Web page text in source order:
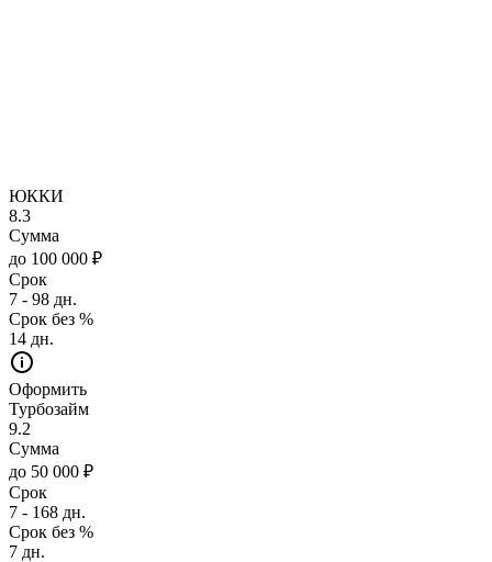
ЮККИ
8.3
Сумма
до 100 000 ₽
Срок
7 - 98 дн.
Срок без %
14 дн.
Оформить
Турбозайм
9.2
Сумма
до 50 000 ₽
Срок
7 - 168 дн.
Срок без %
7 дн.